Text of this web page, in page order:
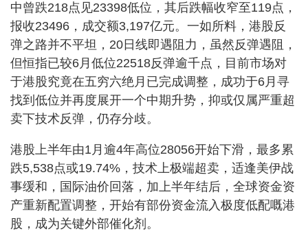
中曾跌218点见23398低位，其后跌幅收窄至119点，
报收23496，成交额3,197亿元。一如所料，港股反
弹之路并不平坦，20日线即遇阻力，虽然反弹遇阻，
但恒指已较6月低位22518反弹逾千点，目前市场对
于港股究竟在五穷六绝月已完成调整，成功于6月寻
找到低位并再度展开一个中期升势，抑或仅属严重超
卖下技术反弹，仍存分歧。
港股上半年由1月逾4年高位28056开始下滑，最多累
跌5,538点或19.74%，技术上极端超卖，适逢美伊战
事缓和，国际油价回落，加上半年结后，全球资金资
产重新配置调整，开始有部份资金流入极度低配嘅港
股，成为关键外部催化剂。